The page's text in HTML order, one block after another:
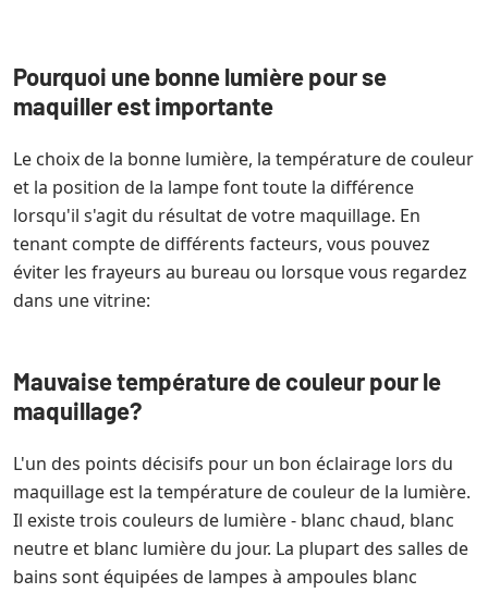
Pourquoi une bonne lumière pour se
maquiller est importante
Le choix de la bonne lumière, la température de couleur
et la position de la lampe font toute la différence
lorsqu'il s'agit du résultat de votre maquillage. En
tenant compte de différents facteurs, vous pouvez
éviter les frayeurs au bureau ou lorsque vous regardez
dans une vitrine:
Mauvaise température de couleur pour le
maquillage?
L'un des points décisifs pour un bon éclairage lors du
maquillage est la température de couleur de la lumière.
Il existe trois couleurs de lumière - blanc chaud, blanc
neutre et blanc lumière du jour. La plupart des salles de
bains sont équipées de lampes à ampoules blanc